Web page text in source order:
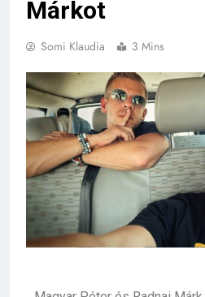
Márkot
Somi Klaudia 3 Mins